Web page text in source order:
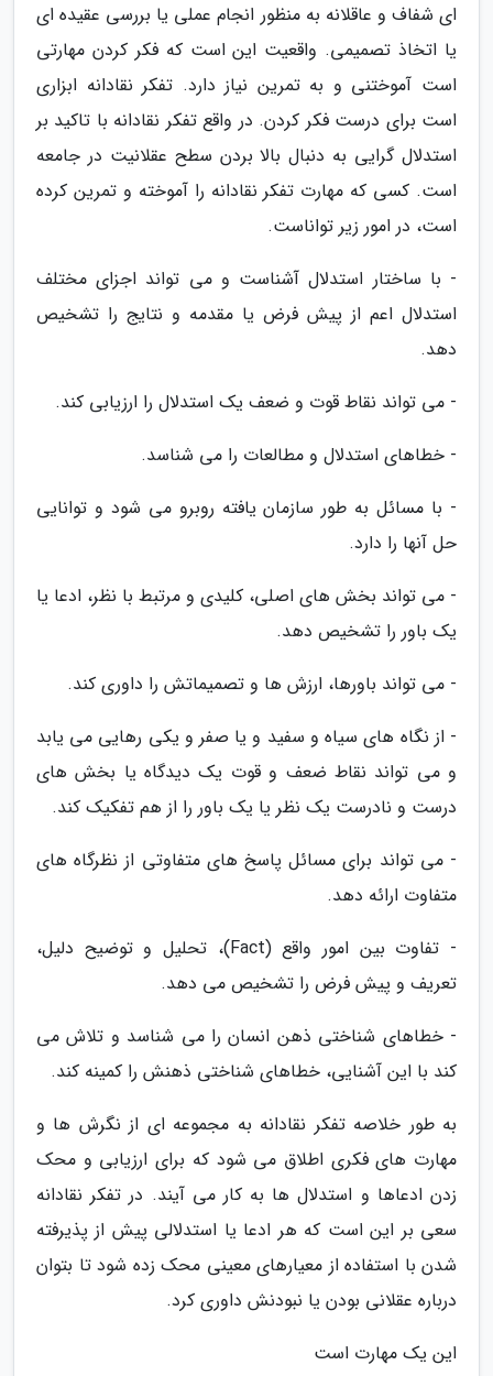
ای شفاف و عاقلانه به منظور انجام عملی یا بررسی عقیده ای
یا اتخاذ تصمیمی. واقعیت این است که فکر کردن مهارتی
است آموختنی و به تمرین نیاز دارد. تفکر نقادانه ابزاری
است برای درست فکر کردن. در واقع تفکر نقادانه با تاکید بر
استدلال گرایی به دنبال بالا بردن سطح عقلانیت در جامعه
است. کسی که مهارت تفکر نقادانه را آموخته و تمرین کرده
است، در امور زیر تواناست.
- با ساختار استدلال آشناست و می تواند اجزای مختلف
استدلال اعم از پیش فرض یا مقدمه و نتایج را تشخیص
دهد.
- می تواند نقاط قوت و ضعف یک استدلال را ارزیابی کند.
- خطاهای استدلال و مطالعات را می شناسد.
- با مسائل به طور سازمان یافته روبرو می شود و توانایی
حل آنها را دارد.
- می تواند بخش های اصلی، کلیدی و مرتبط با نظر، ادعا یا
یک باور را تشخیص دهد.
- می تواند باورها، ارزش ها و تصمیماتش را داوری کند.
- از نگاه های سیاه و سفید و یا صفر و یکی رهایی می یابد
و می تواند نقاط ضعف و قوت یک دیدگاه یا بخش های
درست و نادرست یک نظر یا یک باور را از هم تفکیک کند.
- می تواند برای مسائل پاسخ های متفاوتی از نظرگاه های
متفاوت ارائه دهد.
- تفاوت بین امور واقع (Fact)، تحلیل و توضیح دلیل،
تعریف و پیش فرض را تشخیص می دهد.
- خطاهای شناختی ذهن انسان را می شناسد و تلاش می
کند با این آشنایی، خطاهای شناختی ذهنش را کمینه کند.
به طور خلاصه تفکر نقادانه به مجموعه ای از نگرش ها و
مهارت های فکری اطلاق می شود که برای ارزیابی و محک
زدن ادعاها و استدلال ها به کار می آیند. در تفکر نقادانه
سعی بر این است که هر ادعا یا استدلالی پیش از پذیرفته
شدن با استفاده از معیارهای معینی محک زده شود تا بتوان
درباره عقلانی بودن یا نبودنش داوری کرد.
این یک مهارت است